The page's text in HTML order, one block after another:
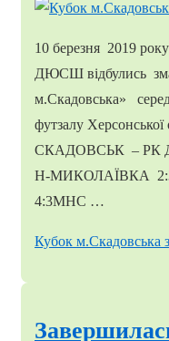
10 березня 2019
ДЮСШ відбулись
м.Скадовська» серед
футзалу
СКАДОВСЬК – РК
Н-МИКОЛАЇВКА
4:3МНС …
Кубок м.Скадовська